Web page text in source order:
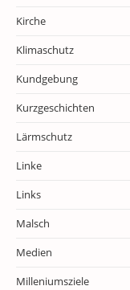
Kirche
Klimaschutz
Kundgebung
Kurzgeschichten
Lärmschutz
Linke
Links
Malsch
Medien
Milleniumsziele